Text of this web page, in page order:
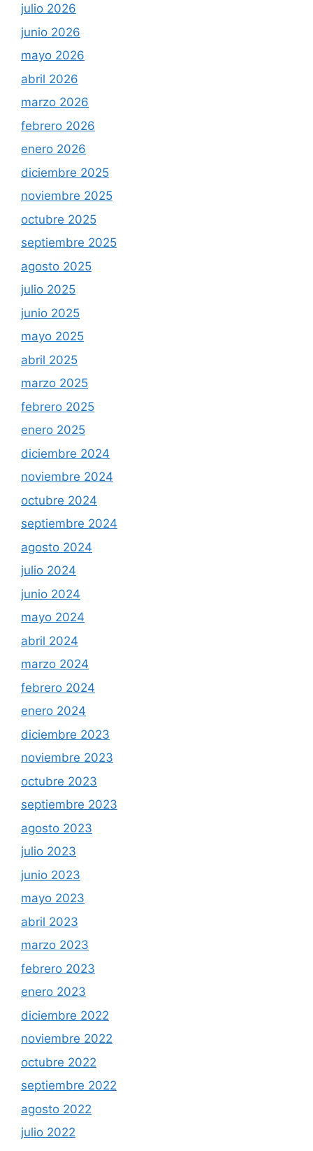
julio 2026
junio 2026
mayo 2026
abril 2026
marzo 2026
febrero 2026
enero 2026
diciembre 2025
noviembre 2025
octubre 2025
septiembre 2025
agosto 2025
julio 2025
junio 2025
mayo 2025
abril 2025
marzo 2025
febrero 2025
enero 2025
diciembre 2024
noviembre 2024
octubre 2024
septiembre 2024
agosto 2024
julio 2024
junio 2024
mayo 2024
abril 2024
marzo 2024
febrero 2024
enero 2024
diciembre 2023
noviembre 2023
octubre 2023
septiembre 2023
agosto 2023
julio 2023
junio 2023
mayo 2023
abril 2023
marzo 2023
febrero 2023
enero 2023
diciembre 2022
noviembre 2022
octubre 2022
septiembre 2022
agosto 2022
julio 2022